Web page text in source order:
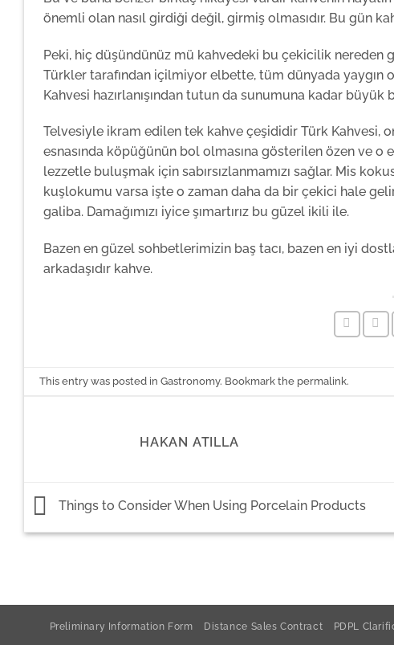
önemli olan nasıl girdiği değil, girmiş olmasıdır. Bu gün
Peki, hiç düşündünüz mü kahvedeki bu çekicilik nereden
Türkler tarafından içilmiyor elbette, tüm dünyada yaygın
Kahvesi hazırlanışından tutun da sunumuna kadar büyük
Telvesiyle ikram edilen tek kahve çeşididir Türk Kahvesi,
esnasında köpüğünün bol olmasına gösterilen özen ve o
lezzetle buluşmak için sabırsızlanmamızı sağlar. Mis
kuşlokumu varsa işte o zaman daha da bir çekici hale
galiba. Damağımızı iyice şımartırız bu güzel ikili ile.
Bazen en güzel sohbetlerimizin baş tacı, bazen en iyi
arkadaşıdır kahve.
This entry was posted inGastronomy. Bookmark the permalink.
HAKAN ATILLA
Things to Consider When Using Porcelain Products
Preliminary Information Form Distance Sales Contract PDPL